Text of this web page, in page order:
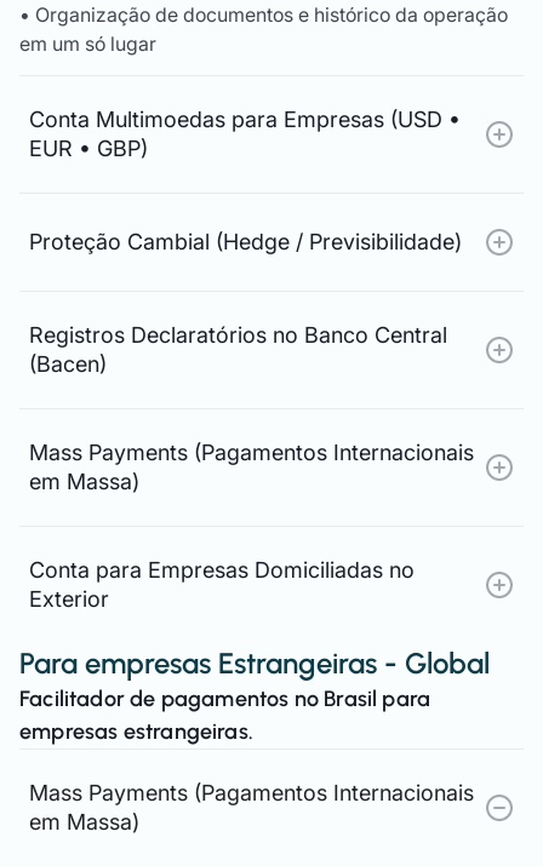
• Organização de documentos e histórico da operação
em um só lugar
Conta Multimoedas para Empresas (USD •
EUR • GBP)
Proteção Cambial (Hedge / Previsibilidade)
Registros Declaratórios no Banco Central
(Bacen)
Mass Payments (Pagamentos Internacionais
em Massa)
Conta para Empresas Domiciliadas no
Exterior
Para empresas Estrangeiras - Global
Facilitador de pagamentos no Brasil para
empresas estrangeiras.
Mass Payments (Pagamentos Internacionais
em Massa)